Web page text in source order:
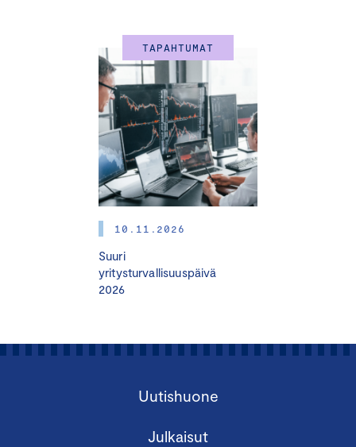
TAPAHTUMAT
10.11.2026
Suuri
yritysturvallisuuspäivä
2026
Uutishuone
Julkaisut